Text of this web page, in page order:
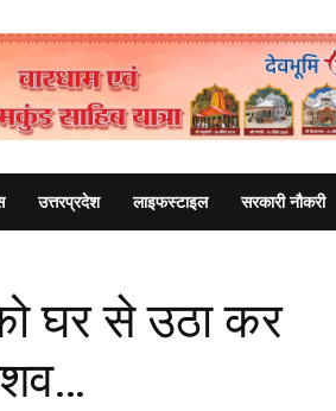
उत्तरप्रदेश लाइफस्टाइल सरकारी नौकरी
घर से उठा कर
शव…